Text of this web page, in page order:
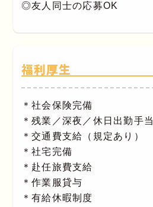
◎友人同士の応募OK
福利厚生
＊社会保険完備
＊残業／深夜／休日出勤手当
＊交通費支給（規定あり）
＊社宅完備
＊赴任旅費支給
＊作業服貸与
＊有給休暇制度